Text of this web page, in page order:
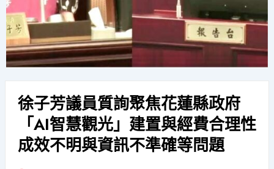
徐子芳議員質詢聚焦花蓮縣政府
「AI智慧觀光」建置與經費合理性
成效不明與資訊不準確等問題